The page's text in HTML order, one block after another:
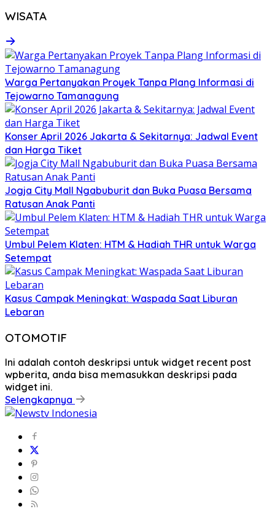
WISATA
Warga Pertanyakan Proyek Tanpa Plang Informasi di
Tejowarno Tamanagung
Konser April 2026 Jakarta & Sekitarnya: Jadwal Event
dan Harga Tiket
Jogja City Mall Ngabuburit dan Buka Puasa Bersama
Ratusan Anak Panti
Umbul Pelem Klaten: HTM & Hadiah THR untuk Warga
Setempat
Kasus Campak Meningkat: Waspada Saat Liburan
Lebaran
OTOMOTIF
Ini adalah contoh deskripsi untuk widget recent post
wpberita, anda bisa memasukkan deskripsi pada
widget ini.
Selengkapnya